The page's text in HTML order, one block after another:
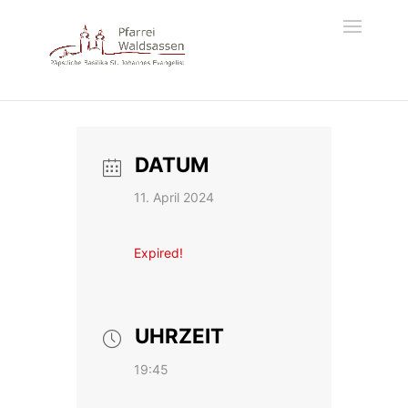
DATUM
11. April 2024
Expired!
UHRZEIT
19:45